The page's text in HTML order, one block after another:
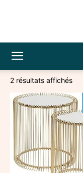
2 résultats affichés